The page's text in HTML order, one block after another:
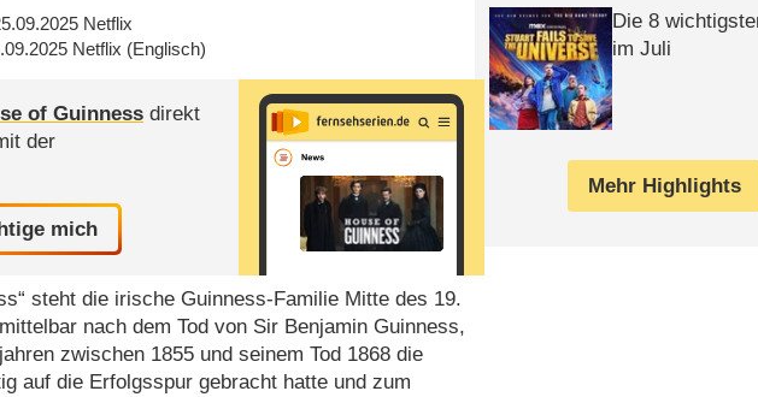
Netflix
Netflix (Englisch)
of Guinness direkt
der
mich
steht die irische Guinness-Familie Mitte des 19.
nach dem Tod von Sir Benjamin Guinness,
zwischen 1855 und seinem Tod 1868 die
auf die Erfolgsspur gebracht hatte und zum
Die 8
im Juli
Mehr Highlights